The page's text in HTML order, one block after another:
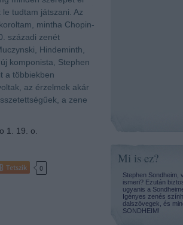
tudtam játszani. Az
mintha Chopin-
századi zenét
Hindeminth,
komponista, Stephen
a többiekben
az érzelmek akár
a zene
1. 19. o.
Tetszik 0
Mi is ez?
Stephen Sondheim,
ismeri? Ezután
ugyanis a
Igényes zenés
dalszövegek, és
SONDHEIM!